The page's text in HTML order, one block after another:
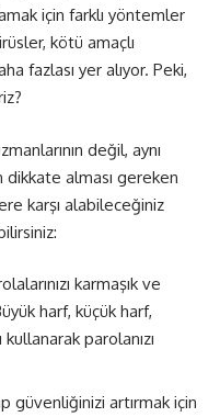
için farklı yöntemler
kötü amaçlı
fazlası yer alıyor. Peki,
değil, aynı
dikkate alması gereken
karşı alabileceğiniz
karmaşık ve
harf, küçük harf,
parolanızı
güvenliğinizi artırmak için